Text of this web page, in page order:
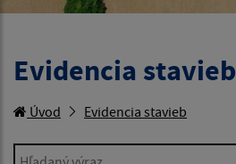
Evidencia stavieb
Úvod Evidencia stavieb
Hľadaný výraz...